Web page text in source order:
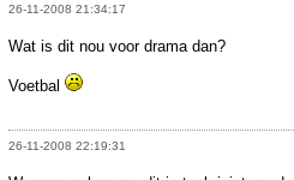
26-11-2008 21:34:17
Wat is dit nou voor drama dan?
Voetbal
26-11-2008 22:19:31